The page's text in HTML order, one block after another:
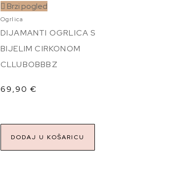
Brzi pogled
Ogrlica
DIJAMANTI OGRLICA S
BIJELIM CIRKONOM
CLLUBOBBBZ
69,90 €
DODAJ U KOŠARICU